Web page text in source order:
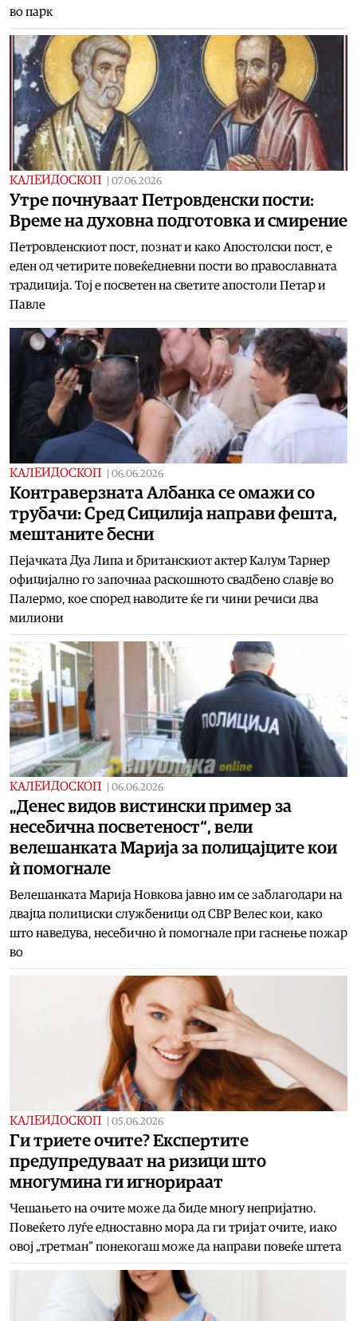
во парк
КАЛЕИДОСКОП 07.06.2026
Утре почнуваат Петровденски пости:
Време на духовна подготовка и смирение
Петровденскиот пост, познат и како Апостолски пост, е
еден од четирите повеќедневни пости во православната
традиција. Тој е посветен на светите апостоли Петар и
Павле
КАЛЕИДОСКОП 06.06.2026
Контраверзната Албанка се омажи со
трубачи: Сред Сицилија направи фешта,
мештаните бесни
Пејачката Дуа Липа и британскиот актер Калум Тарнер
официјално го започнаа раскошното свадбено славје во
Палермо, кое според наводите ќе ги чини речиси два
милиони
КАЛЕИДОСКОП 06.06.2026
„Денес видов вистински пример за
несебична посветеност“, вeли
велешанката Марија за полицајците кои
ѝ помогнале
Велешанката Марија Новкова јавно им се заблагодари на
двајца полициски службеници од СВР Велес кои, како
што наведува, несебично ѝ помогнале при гаснење пожар
во
КАЛЕИДОСКОП 05.06.2026
Ги триете очите? Експертите
предупредуваат на ризици што
многумина ги игнорираат
Чешањето на очите може да биде многу непријатно.
Повеќето луѓе едноставно мора да ги тријат очите, иако
овој „третман“ понекогаш може да направи повеќе штета